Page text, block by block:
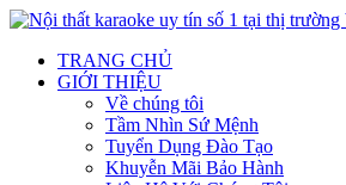
TRANG CHỦ
GIỚI THIỆU
Về chúng tôi
Tầm Nhìn Sứ Mệnh
Tuyển Dụng Đào Tạo
Khuyễn Mãi Bảo Hành